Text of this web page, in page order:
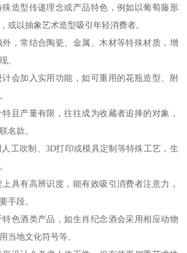
造型传递理念或产品特色，例如以葡萄藤形
或以抽象艺术造型吸引年轻消费者。
，常结合陶瓷、金属、木材等特殊材质，增
。
会加入实用功能，如可重用的花瓶造型、附
且产量有限，往往成为收藏者追捧的对象，
名款。
工吹制、3D打印或模具定制等特殊工艺，生
具有高辨识度，能有效吸引消费者注意力，
手段。
色酒类产品，如生肖纪念酒会采用相应动物
当地文化符号等。